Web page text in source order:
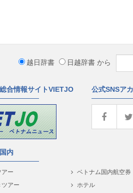
越日辞書 日越辞書 から
合情報サイトVIETJO 公式SNSア
内
アー
アー
ベトナム国内航空券
ホテル